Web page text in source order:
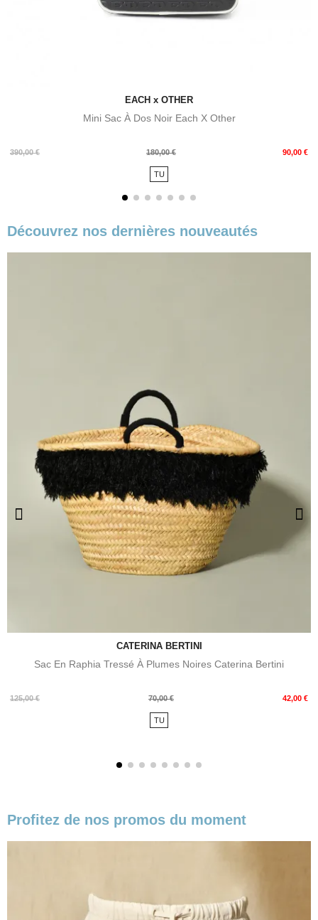
EACH x OTHER
Mini Sac À Dos Noir Each X Other
390,00 €
Prix
180,00 € 90,00 €
Prix
TU
Découvrez nos dernières nouveautés
CATERINA BERTINI
Sac En Raphia Tressé À Plumes Noires Caterina Bertini
125,00 €
Prix
70,00 € 42,00 €
Prix
TU
Profitez de nos promos du moment